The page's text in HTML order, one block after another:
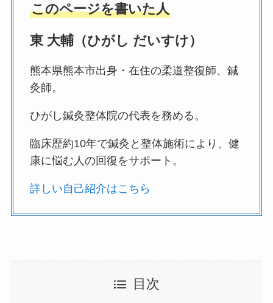
このページを書いた人
東 大輔（ひがし だいすけ）
熊本県熊本市出身・在住の柔道整復師、鍼
灸師。
ひがし鍼灸整体院の代表を務める。
臨床歴約10年で鍼灸と整体施術により、健
康に悩む人の回復をサポート。
詳しい自己紹介はこちら
目次